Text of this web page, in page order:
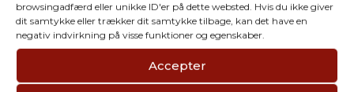
browsingadfærd eller unikke ID'er på dette websted. Hvis du ikke giver
dit samtykke eller trækker dit samtykke tilbage, kan det have en
negativ indvirkning på visse funktioner og egenskaber.
Accepter